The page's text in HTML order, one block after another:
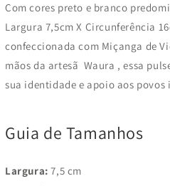
Com cores preto e branco
Largura 7,5cm X Circunferência
confeccionada com Miçanga de
mãos da artesã Waura , essa
sua identidade e apoio aos povos
Guia de Tamanhos
Largura: 7,5 cm